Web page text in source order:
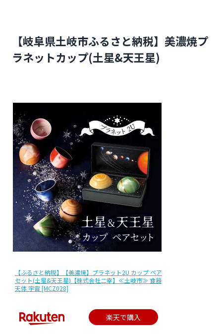
【岐阜県土岐市ふるさと納税】美濃焼プ
ラネットカップ(土星&天王星)
【ふるさと納税】【美濃焼】プラネット2U カップ ペア
セット(土星&天王星)【株式会社二幸】≪土岐市≫ 食器
天体 宇宙 [MCZ028]
楽天で購入